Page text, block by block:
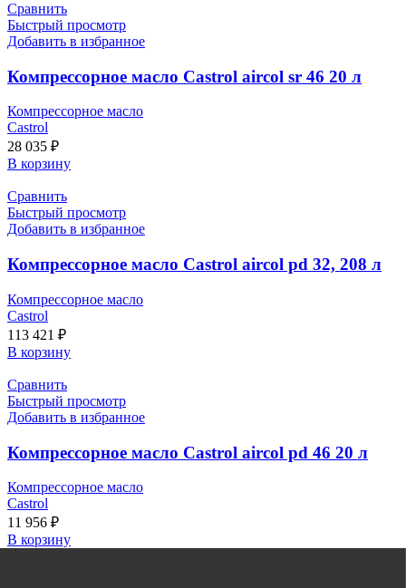
Сравнить
Быстрый просмотр
Добавить в избранное
Компрессорное масло Castrol aircol sr 46 20 л
Компрессорное масло
Castrol
28 035 ₽
В корзину
Сравнить
Быстрый просмотр
Добавить в избранное
Компрессорное масло Castrol aircol pd 32, 208 л
Компрессорное масло
Castrol
113 421 ₽
В корзину
Сравнить
Быстрый просмотр
Добавить в избранное
Компрессорное масло Castrol aircol pd 46 20 л
Компрессорное масло
Castrol
11 956 ₽
В корзину